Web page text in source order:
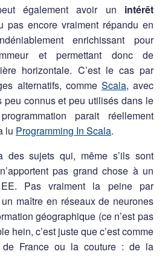
également avoir un intérêt
pas encore vraiment répandu en
enrichissant pour
et permettant donc de
horizontale. C’est le cas par
alternatifs, comme Scala, avec
peu connus et peu utilisés dans le
parait réellement
lu Programming In Scala.
sujets qui, même s’ils sont
pas grand chose à un
Pas vraiment la peine par
maître en réseaux de neurones
géographique (ce n’est pas
hein, c’est juste que c’est comme
de France ou la couture : de la